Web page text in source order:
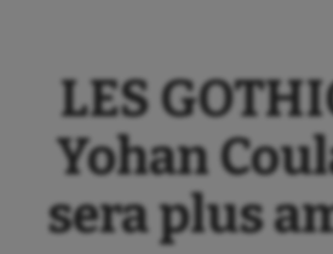
LES
Yohan
sera plus